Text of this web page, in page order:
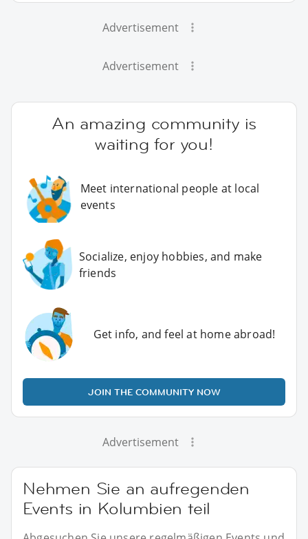
Advertisement
Advertisement
An amazing community is
waiting for you!
Meet international people at local
events
Socialize, enjoy hobbies, and make
friends
Get info, and feel at home abroad!
JOIN THE COMMUNITY NOW
Advertisement
Nehmen Sie an aufregenden
Events in Kolumbien teil